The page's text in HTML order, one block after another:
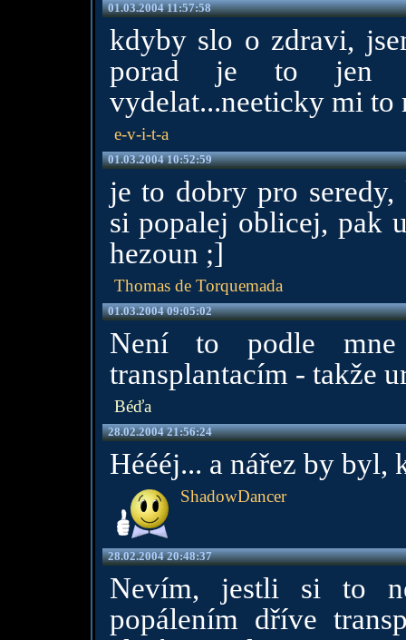
01.03.2004 11:57:58
kdyby slo o zdravi,
porad je to jen
vydelat...neeticky mi to
e-v-i-t-a
01.03.2004 10:52:59
je to dobry pro
si popalej oblicej, pak
hezoun ;]
Thomas de Torquemada
01.03.2004 09:05:02
Není to podle
transplantacím - takže
Béďa
28.02.2004 21:56:24
Héééj... a nářez by byl,
ShadowDancer
28.02.2004 20:48:37
Nevím, jestli si to
popálením dříve